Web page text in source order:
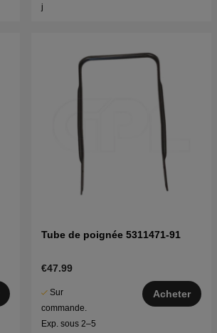
j
Tube de poignée 5311471-91
€47.99
Sur
commande.
Exp. sous 2–5
Acheter